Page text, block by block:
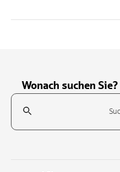
Wonach suchen Sie?
Suchfeld